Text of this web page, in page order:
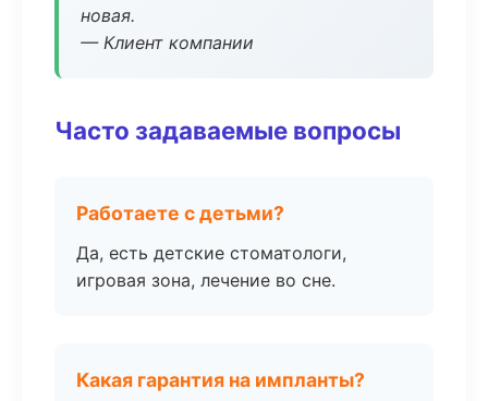
новая.
— Клиент компании
Часто задаваемые вопросы
Работаете с детьми?
Да, есть детские стоматологи,
игровая зона, лечение во сне.
Какая гарантия на импланты?